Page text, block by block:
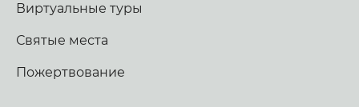
Виртуальные туры
Святые места
Пожертвование